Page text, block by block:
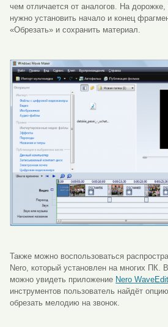
чем отличается от аналогов. На дорожке,
нужно установить начало и конец
«Обрезать» и сохранить материал.
Также можно воспользоваться
Nero, который установлен на многих ПК.
можно увидеть приложение Nero
инструментов пользователь найдёт
обрезать мелодию на звонок.